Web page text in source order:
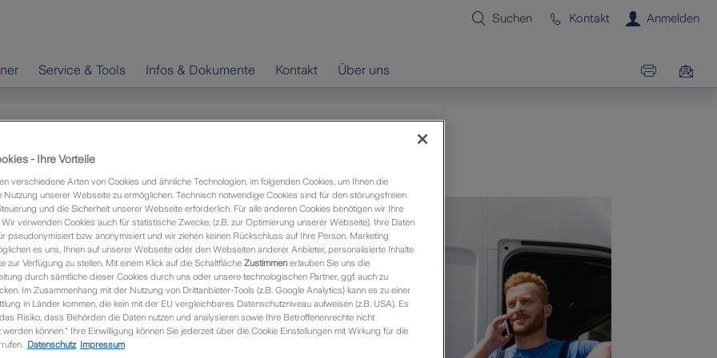
Suchen Kontakt Anmelden
Service & Tools Infos & Dokumente Kontakt Über uns
genutzte Fahrzeuge
Versicherungspaket mit prämienfreien
genutzte Pkw.
wie Lieferwagen, Kräder, Anhänger etc. versichert.
- Ihre Vorteile
verschiedene Arten von Cookies und ähnliche Technologien, im folgenden Cookies, um Ihnen die
Nutzung unserer Webseite zu ermöglichen. Technisch notwendige Cookies sind für den störungsfreien
und die Sicherheit unserer Webseite erforderlich. Für alle anderen Cookies benötigen wir Ihre
verwenden Cookies auch für statistische Zwecke, (z.B. zur Optimierung unserer Webseite). Ihre Daten
pseudonymisiert bzw. anonymisiert und wir ziehen keinen Rückschluss auf Ihre Person. Marketing
es uns, Ihnen auf unserer Webseite oder den Webseiten anderer Anbieter, personalisierte Inhalte
zur Verfügung zu stellen. Mit einem Klick auf die Schaltfläche Zustimmen erlauben Sie uns die
durch sämtliche dieser Cookies durch uns oder unsere technologischen Partner, ggf. auch zu
Im Zusammenhang mit der Nutzung von Drittanbieter-Tools (z.B. Google Analytics) kann es zu einer
in Länder kommen, die kein mit der EU vergleichbares Datenschutzniveau aufweisen (z.B. USA). Es
Risiko, dass Behörden die Daten nutzen und analysieren sowie Ihre Betroffenenrechte nicht
können.“ Ihre Einwilligung können Sie jederzeit über die Cookie Einstellungen mit Wirkung für die
Datenschutz Impressum